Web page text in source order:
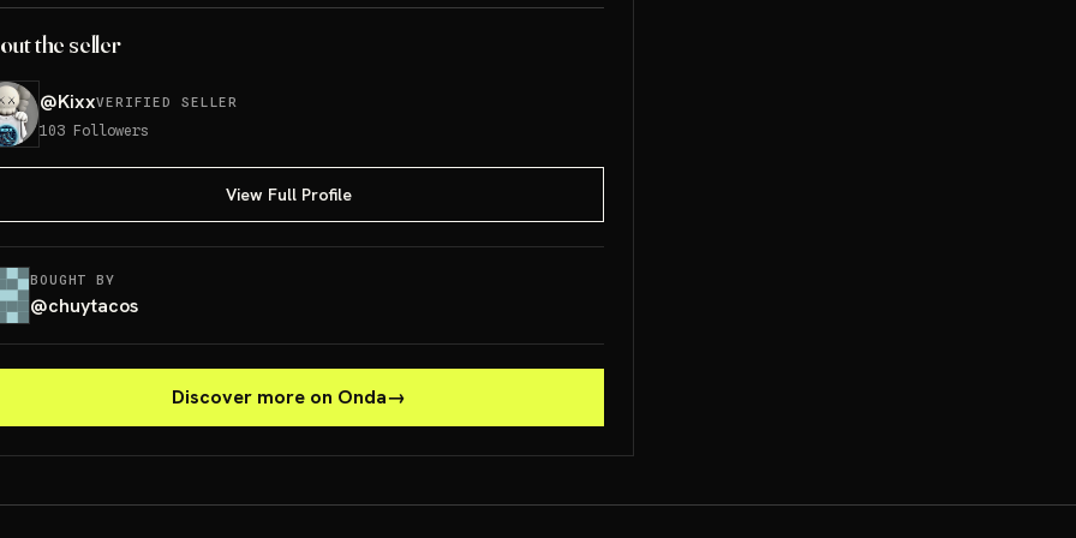
the seller
@KixxVERIFIED SELLER
103 Followers
View Full Profile
BOUGHT BY
@chuytacos
Discover more on Onda→